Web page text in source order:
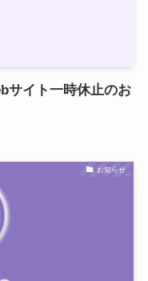
サイト一時休止のお
お知らせ